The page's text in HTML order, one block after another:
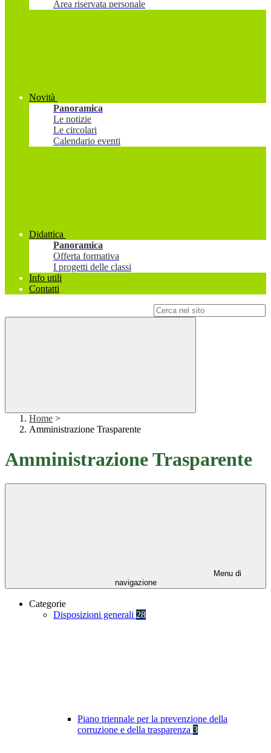
Area riservata personale
Novità
Panoramica
Le notizie
Le circolari
Calendario eventi
Didattica
Panoramica
Offerta formativa
I progetti delle classi
Info utili
Contatti
Home >
Amministrazione Trasparente
Amministrazione Trasparente
Menu di
navigazione
Categorie
Disposizioni generali 28
Piano triennale per la prevenzione della
corruzione e della trasparenza 3